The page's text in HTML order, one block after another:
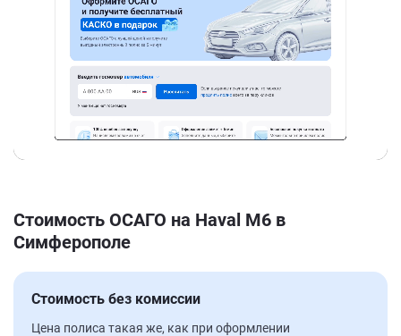
Стоимость ОСАГО на Haval M6 в
Симферополе
Стоимость без комиссии
Цена полиса такая же, как при оформлении